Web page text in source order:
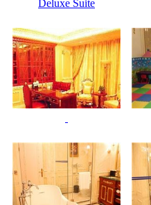
Deluxe Suite